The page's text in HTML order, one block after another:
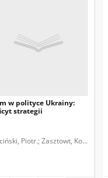
w polityce Ukrainy:
strategii
Piotr. Zasztowt, Konrad.